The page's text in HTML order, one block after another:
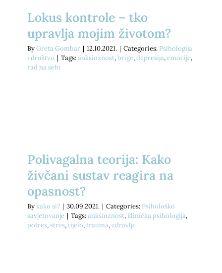
Lokus kontrole – tko
upravlja mojim životom?
ByGreta Gombar | 12.10.2021. | Categories: Psihologija
i društvo | Tags:anksioznost,brige,depresija,emocije,
rad na sebi
Polivagalna teorija: Kako
živčani sustav reagira na
opasnost?
Bykako si? | 30.09.2021. | Categories: Psihološko
savjetovanje | Tags:anksioznost,klinička psihologija,
potres,stres,tijelo,trauma,zdravlje